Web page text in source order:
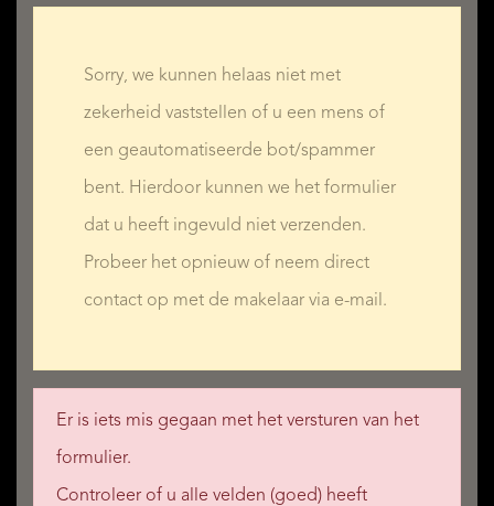
Sorry, we kunnen helaas niet met
zekerheid vaststellen of u een mens of
een geautomatiseerde bot/spammer
bent. Hierdoor kunnen we het formulier
dat u heeft ingevuld niet verzenden.
Probeer het opnieuw of neem direct
contact op met de makelaar via e-mail.
Er is iets mis gegaan met het versturen van het
formulier.
Controleer of u alle velden (goed) heeft